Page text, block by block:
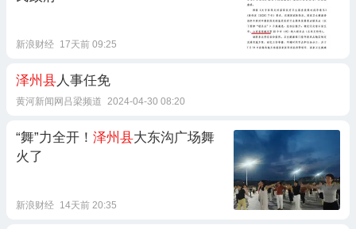
新浪财经 17天前 09:25
泽州县人事任免
黄河新闻网吕梁频道 2024-04-30 08:20
“舞”力全开！ 泽州县大东沟广场舞
火了
新浪财经 14天前 20:35